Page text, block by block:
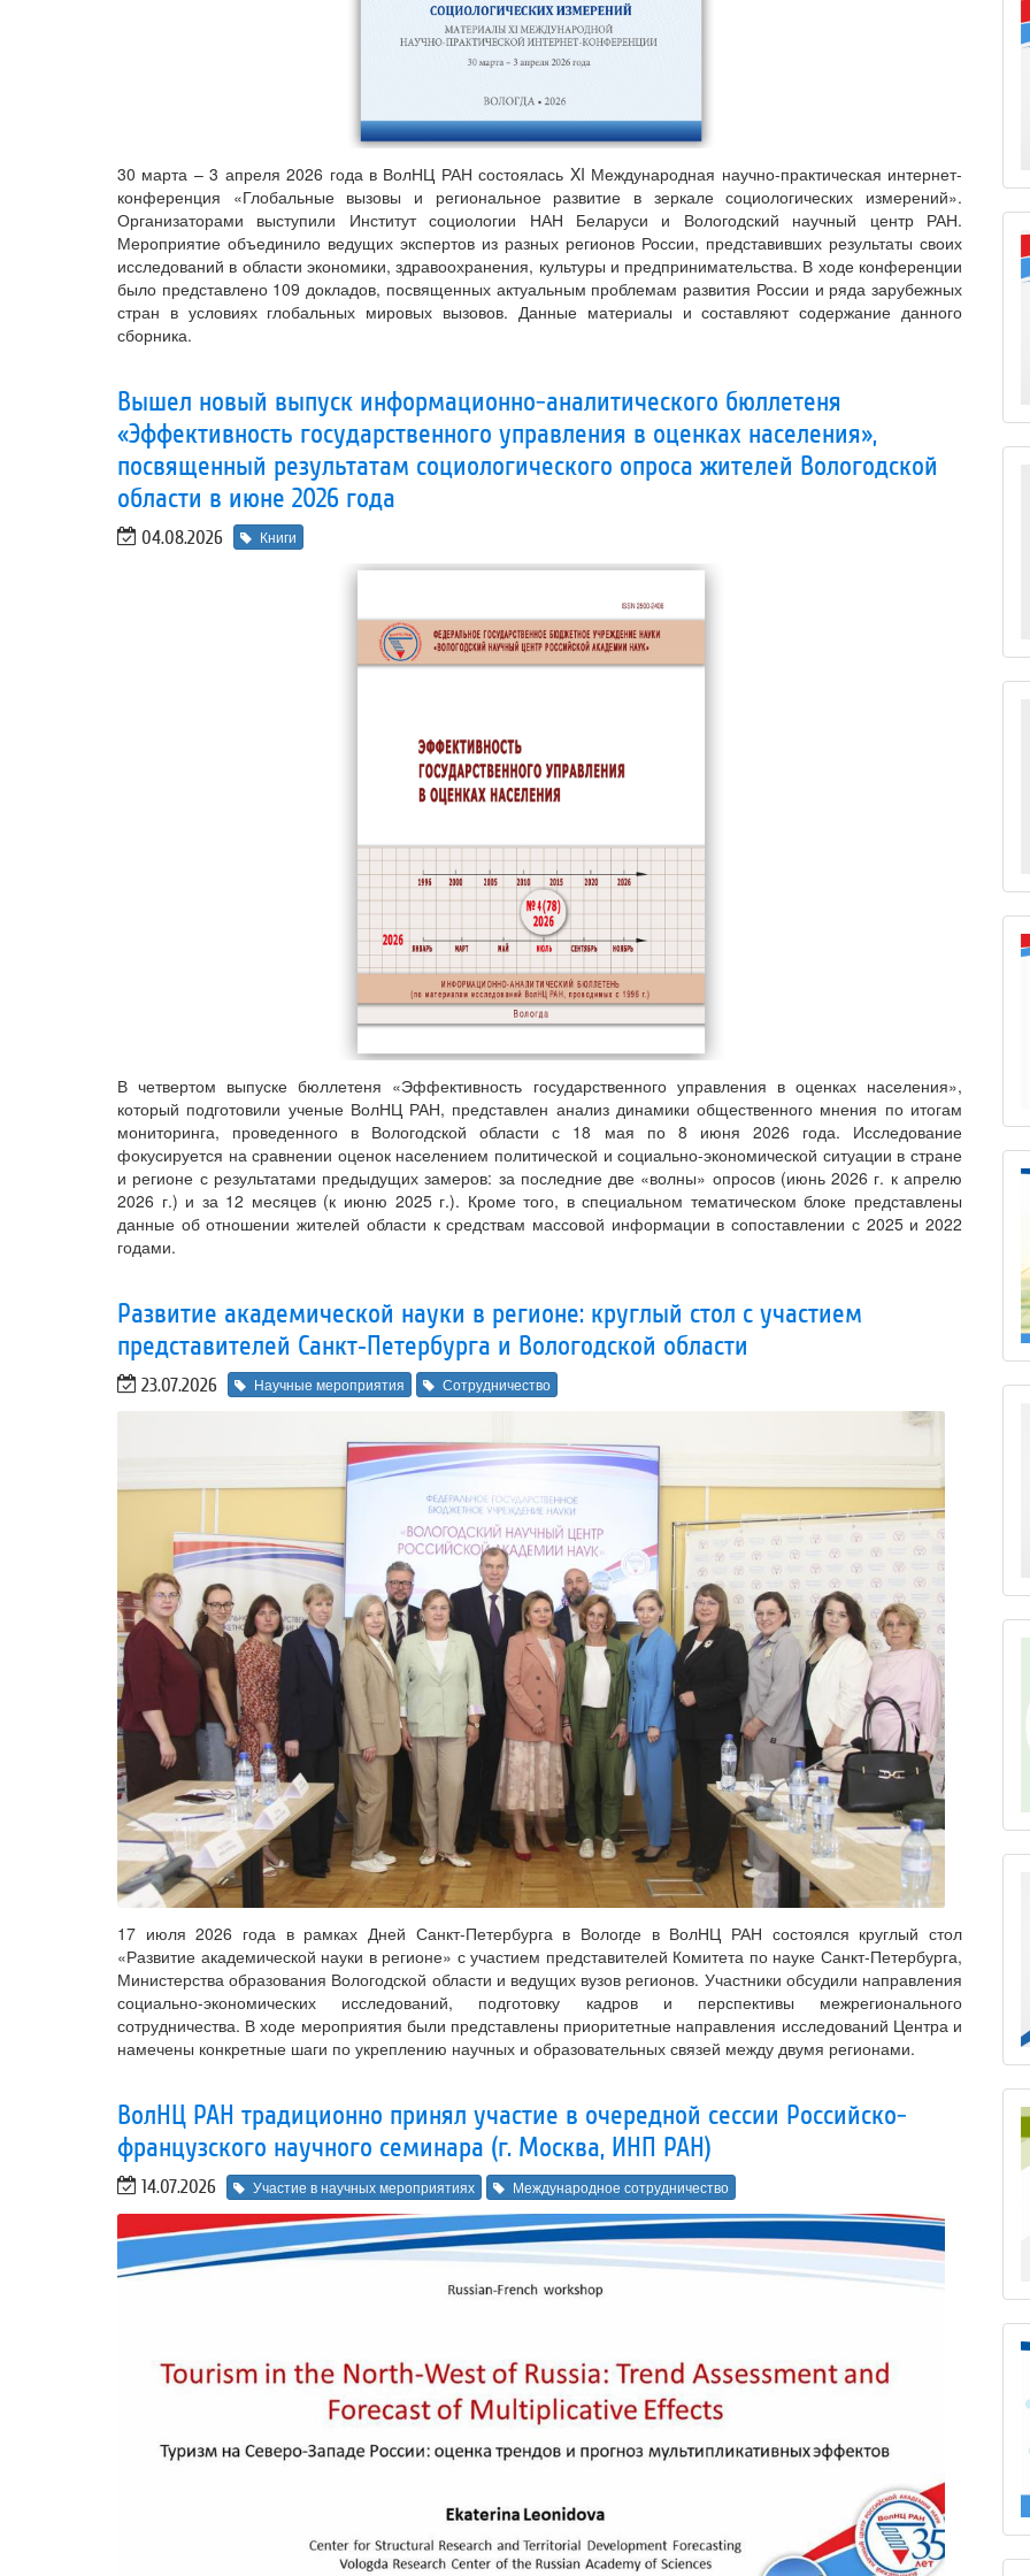
30 марта – 3 апреля 2026 года в ВолНЦ РАН состоялась XI Международная научно-практическая интернет-
конференция «Глобальные вызовы и региональное развитие в зеркале социологических измерений».
Организаторами выступили Институт социологии НАН Беларуси и Вологодский научный центр РАН.
Мероприятие объединило ведущих экспертов из разных регионов России, представивших результаты своих
исследований в области экономики, здравоохранения, культуры и предпринимательства. В ходе конференции
было представлено 109 докладов, посвященных актуальным проблемам развития России и ряда зарубежных
стран в условиях глобальных мировых вызовов. Данные материалы и составляют содержание данного
сборника.
Вышел новый выпуск информационно-аналитического бюллетеня
«Эффективность государственного управления в оценках населения»,
посвященный результатам социологического опроса жителей Вологодской
области в июне 2026 года
04.08.2026 Книги
В четвертом выпуске бюллетеня «Эффективность государственного управления в оценках населения»,
который подготовили ученые ВолНЦ РАН, представлен анализ динамики общественного мнения по итогам
мониторинга, проведенного в Вологодской области с 18 мая по 8 июня 2026 года. Исследование
фокусируется на сравнении оценок населением политической и социально-экономической ситуации в стране
и регионе с результатами предыдущих замеров: за последние две «волны» опросов (июнь 2026 г. к апрелю
2026 г.) и за 12 месяцев (к июню 2025 г.). Кроме того, в специальном тематическом блоке представлены
данные об отношении жителей области к средствам массовой информации в сопоставлении с 2025 и 2022
годами.
Развитие академической науки в регионе: круглый стол с участием
представителей Санкт‑Петербурга и Вологодской области
23.07.2026 Научные мероприятия Сотрудничество
17 июля 2026 года в рамках Дней Санкт-Петербурга в Вологде в ВолНЦ РАН состоялся круглый стол
«Развитие академической науки в регионе» с участием представителей Комитета по науке Санкт‑Петербурга,
Министерства образования Вологодской области и ведущих вузов регионов. Участники обсудили направления
социально-экономических исследований, подготовку кадров и перспективы межрегионального
сотрудничества. В ходе мероприятия были представлены приоритетные направления исследований Центра и
намечены конкретные шаги по укреплению научных и образовательных связей между двумя регионами.
ВолНЦ РАН традиционно принял участие в очередной сессии Российско-
французского научного семинара (г. Москва, ИНП РАН)
14.07.2026 Участие в научных мероприятиях Международное сотрудничество